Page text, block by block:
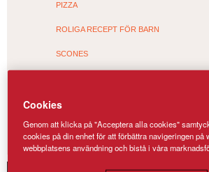
PIZZA
ROLIGA RECEPT FÖR BARN
SCONES
TÅRTA & FINPAJ
VÅFFLOR
Cookies
Genom att klicka på "Acceptera alla cookies"
cookies på din enhet för att förbättra navigeringen på
webbplatsens användning och bistå i våra